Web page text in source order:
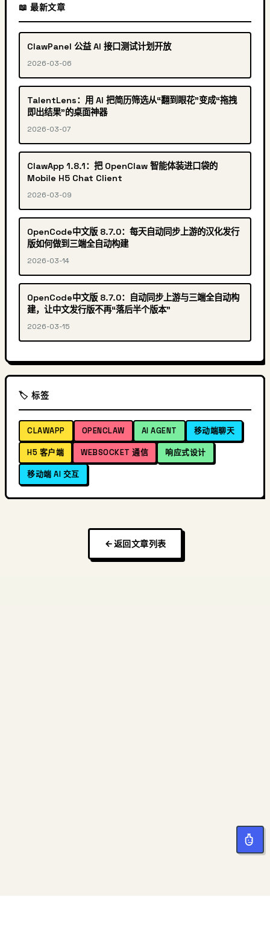
📖 最新文章
ClawPanel 公益 AI 接口测试计划开放
2026-03-06
TalentLens：用 AI 把简历筛选从“翻到眼花”变成“拖拽
即出结果”的桌面神器
2026-03-07
ClawApp 1.8.1：把 OpenClaw 智能体装进口袋的
Mobile H5 Chat Client
2026-03-09
OpenCode中文版 8.7.0：每天自动同步上游的汉化发行
版如何做到三端全自动构建
2026-03-14
OpenCode中文版 8.7.0：自动同步上游与三端全自动构
建，让中文发行版不再“落后半个版本”
2026-03-15
🏷️ 标签
CLAWAPP OPENCLAW AI AGENT 移动端聊天
H5 客户端 WEBSOCKET 通信 响应式设计
移动端 AI 交互
返回文章列表